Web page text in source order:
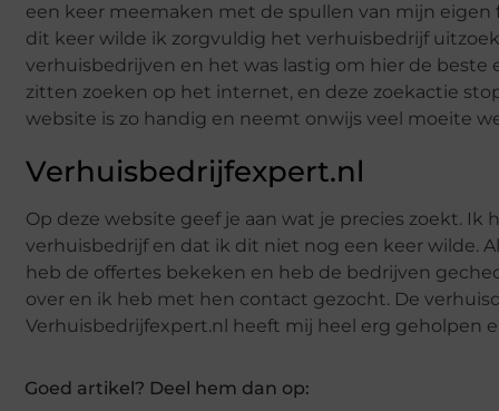
een keer meemaken met de spullen van mijn
dit keer wilde ik zorgvuldig het verhuisbedrijf
verhuisbedrijven en het was lastig om hier de beste
zitten zoeken op het internet, en deze zoekactie
website is zo handig en neemt onwijs veel moeite
Verhuisbedrijfexpert.nl
Op deze website geef je aan wat je precies zoekt.
verhuisbedrijf en dat ik dit niet nog een keer wilde.
heb de offertes bekeken en heb de bedrijven
over en ik heb met hen contact gezocht. De
Verhuisbedrijfexpert.nl heeft mij heel erg geholpen
Goed artikel? Deel hem dan op: